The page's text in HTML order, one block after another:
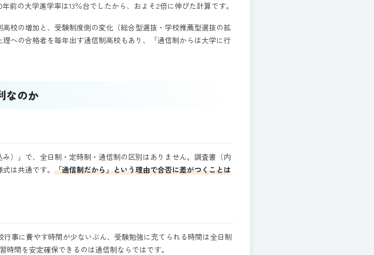
年前の大学進学率は13％台でしたから、およそ2倍に伸びた計算です。
校の増加と、受験制度側の変化（総合型選抜・学校推薦型選抜の拡
への合格者を毎年出す通信制高校もあり、「通信制からは大学に行
なのか
）」で、全日制・定時制・通信制の区別はありません。調査書（内
は共通です。 「通信制だから」という理由で合否に差がつくことは
事に費やす時間が少ないぶん、受験勉強に充てられる時間は全日制
時間を安定確保できるのは通信制ならではです。